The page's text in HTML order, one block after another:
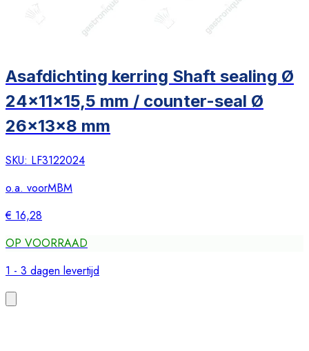
Asafdichting kerring Shaft sealing Ø
24x11x15,5 mm / counter-seal Ø
26x13x8 mm
SKU: LF3122024
o.a. voorMBM
€ 16,28
OP VOORRAAD
1 - 3 dagen levertijd